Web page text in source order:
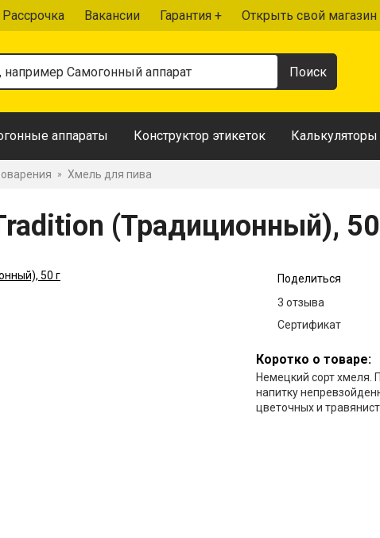
Рассрочка Вакансии Гарантия + Открыть свой магазин
аппараты Конструктор этикеток Калькуляторы
» Хмель для пива
(Традиционный),
Поделиться
3 отзыва
Сертификат
Коротко о товаре:
Немецкий сорт хмеля.
напитку
цветочных и